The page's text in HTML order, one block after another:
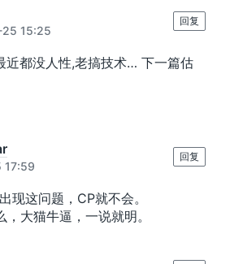
15:25
近都没人性,老搞技术… 下一篇估
回复
17:59
现这问题，CP就不会。
大猫牛逼，一说就明。
回复